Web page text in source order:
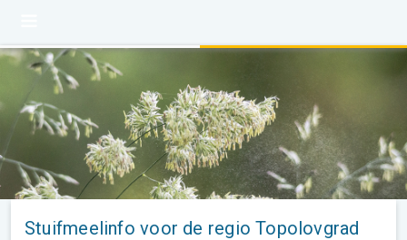
Stuifmeelinfo voor de regio Topolovgrad